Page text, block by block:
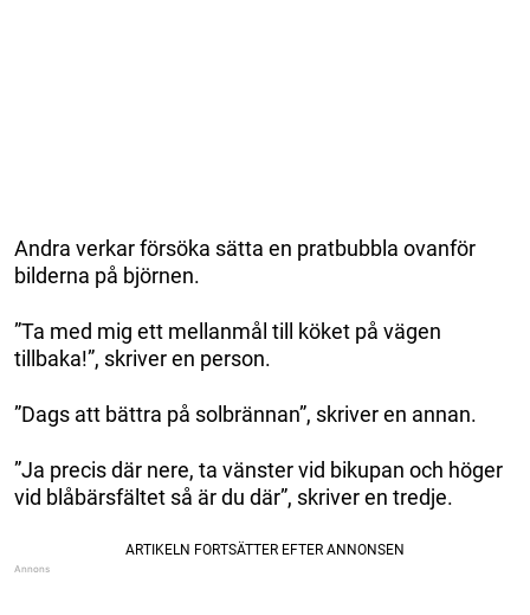
Andra verkar försöka sätta en pratbubbla ovanför
bilderna på björnen.
”Ta med mig ett mellanmål till köket på vägen
tillbaka!”, skriver en person.
”Dags att bättra på solbrännan”, skriver en annan.
”Ja precis där nere, ta vänster vid bikupan och höger
vid blåbärsfältet så är du där”, skriver en tredje.